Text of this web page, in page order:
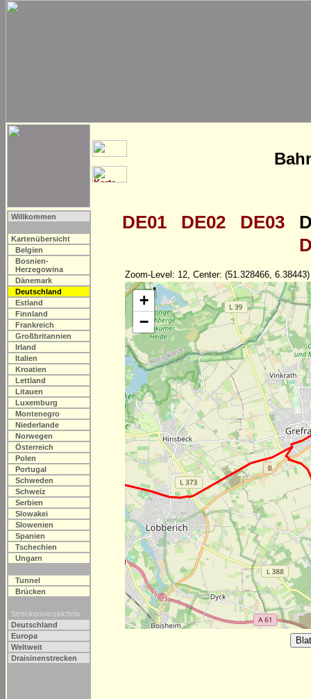
Willkommen
Kartenübersicht
Belgien
Bosnien-
Herzegowina
Dänemark
Deutschland
Estland
Finnland
Frankreich
Großbritannien
Irland
Italien
Kroatien
Lettland
Litauen
Luxemburg
Montenegro
Niederlande
Norwegen
Österreich
Polen
Portugal
Schweden
Schweiz
Serbien
Slowakei
Slowenien
Spanien
Tschechien
Ungarn
Tunnel
Brücken
Streckenverzeichnis
Deutschland
Europa
Weltweit
Draisinenstrecken
DE01 DE02 DE03
Zoom-Level: 12, Center: (51.328466, 6.38443)
+
−